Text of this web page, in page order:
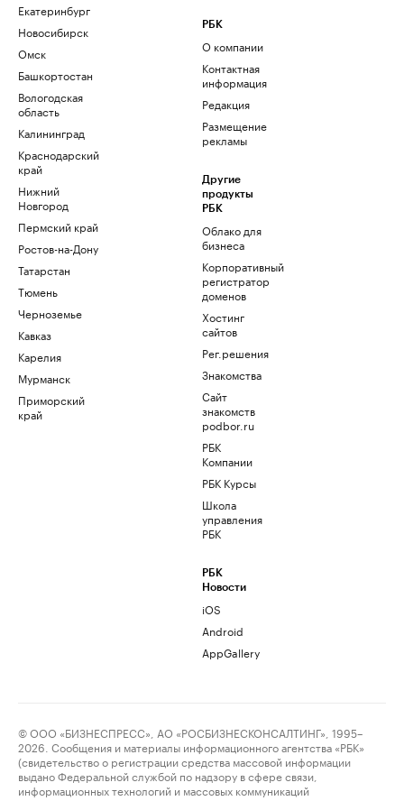
Екатеринбург
Новосибирск
Омск
Башкортостан
Вологодская
область
Калининград
Краснодарский
край
Нижний
Новгород
Пермский край
Ростов-на-Дону
Татарстан
Тюмень
Черноземье
Кавказ
Карелия
Мурманск
Приморский
край
РБК
О компании
Контактная
информация
Редакция
Размещение
рекламы
Другие
продукты
РБК
Облако для
бизнеса
Корпоративный
регистратор
доменов
Хостинг
сайтов
Рег.решения
Знакомства
Сайт
знакомств
podbor.ru
РБК
Компании
РБК Курсы
Школа
управления
РБК
РБК
Новости
iOS
Android
AppGallery
© ООО «БИЗНЕСПРЕСС», АО «РОСБИЗНЕСКОНСАЛТИНГ», 1995–
2026. Сообщения и материалы информационного агентства «РБК»
(свидетельство о регистрации средства массовой информации
выдано Федеральной службой по надзору в сфере связи,
информационных технологий и массовых коммуникаций